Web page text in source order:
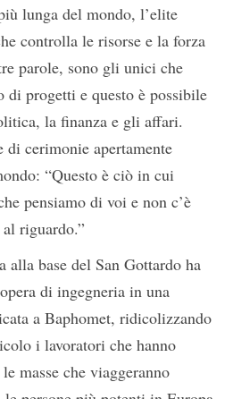
lunga del mondo, l’elite
controlla le risorse e la forza
parole, sono gli unici che
di progetti e questo è possibile
la finanza e gli affari.
cerimonie apertamente
“Questo è ciò in cui
pensiamo di voi e non c’è
riguardo.”
alla base del San Gottardo ha
di ingegneria in una
a Baphomet, ridicolizzando
i lavoratori che hanno
masse che viaggeranno